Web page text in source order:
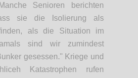
Senioren berichten
sie die Isolierung als
als die Situation im
sind wir zumindest
gesessen." Kriege und
Katastrophen rufen